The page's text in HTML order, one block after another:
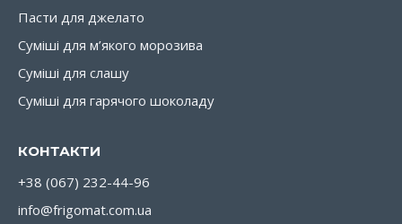
Пасти для джелато
Суміші для м’якого морозива
Суміші для слашу
Суміші для гарячого шоколаду
КОНТАКТИ
+38 (067) 232-44-96
info@frigomat.com.ua